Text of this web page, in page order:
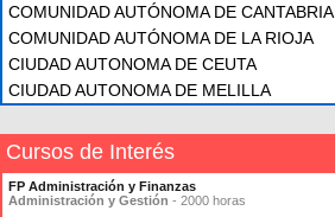
COMUNIDAD AUTÓNOMA DE CANTABRIA
COMUNIDAD AUTÓNOMA DE LA RIOJA
CIUDAD AUTONOMA DE CEUTA
CIUDAD AUTONOMA DE MELILLA
Cursos de Interés
FP Administración y Finanzas
Administración y Gestión - 2000 horas